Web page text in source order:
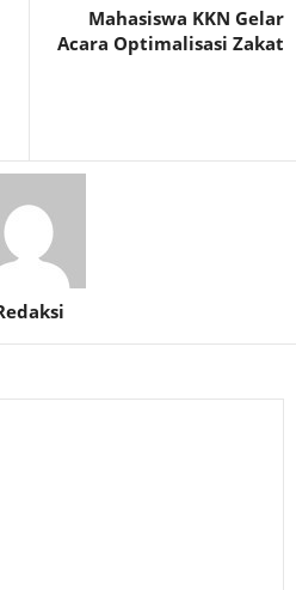
Mahasiswa KKN Gelar
Acara Optimalisasi Zakat